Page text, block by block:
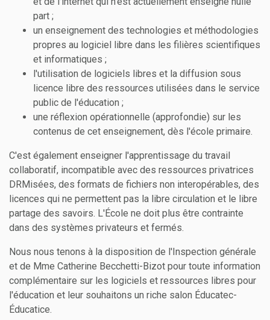
part ;
un enseignement des technologies et méthodologies
propres au logiciel libre dans les filières scientifiques
et informatiques ;
l'utilisation de logiciels libres et la diffusion sous
licence libre des ressources utilisées dans le service
public de l'éducation ;
une réflexion opérationnelle (approfondie) sur les
contenus de cet enseignement, dès l'école primaire.
C'est également enseigner l'apprentissage du travail
collaboratif, incompatible avec des ressources privatrices
DRMisées, des formats de fichiers non interopérables, des
licences qui ne permettent pas la libre circulation et le libre
partage des savoirs. L'École ne doit plus être contrainte
dans des systèmes privateurs et fermés.
Nous nous tenons à la disposition de l'Inspection générale
et de Mme Catherine Becchetti-Bizot pour toute information
complémentaire sur les logiciels et ressources libres pour
l'éducation et leur souhaitons un riche salon Éducatec-
Éducatice.